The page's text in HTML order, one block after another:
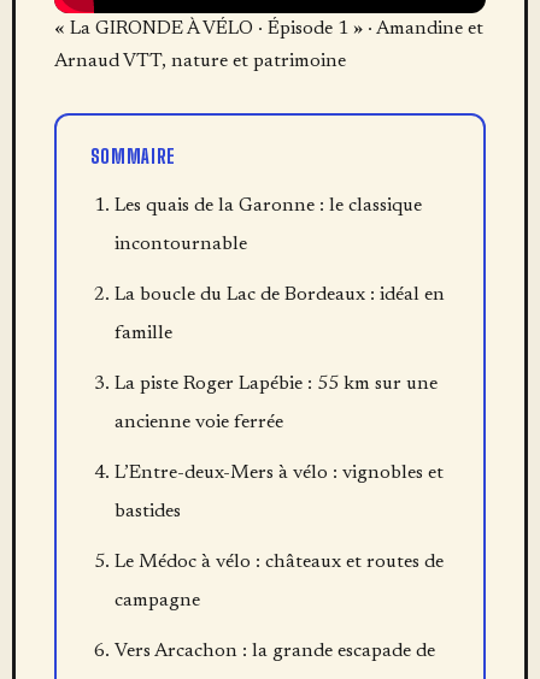
« La GIRONDE À VÉLO · Épisode 1 » · Amandine et
Arnaud VTT, nature et patrimoine
SOMMAIRE
Les quais de la Garonne : le classique
incontournable
La boucle du Lac de Bordeaux : idéal en
famille
La piste Roger Lapébie : 55 km sur une
ancienne voie ferrée
L’Entre-deux-Mers à vélo : vignobles et
bastides
Le Médoc à vélo : châteaux et routes de
campagne
Vers Arcachon : la grande escapade de